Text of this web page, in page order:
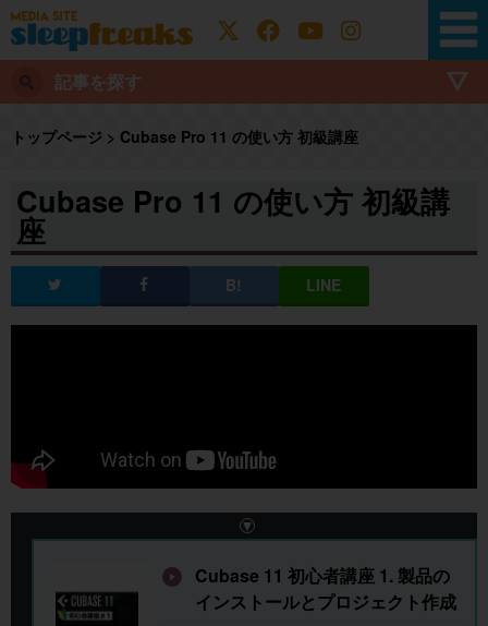
記事を探す
トップページ > Cubase Pro 11 の使い方 初級講座
Cubase Pro 11 の使い方 初級講
座
Cubase 11 初心者講座 1. 製品の
インストールとプロジェクト作成